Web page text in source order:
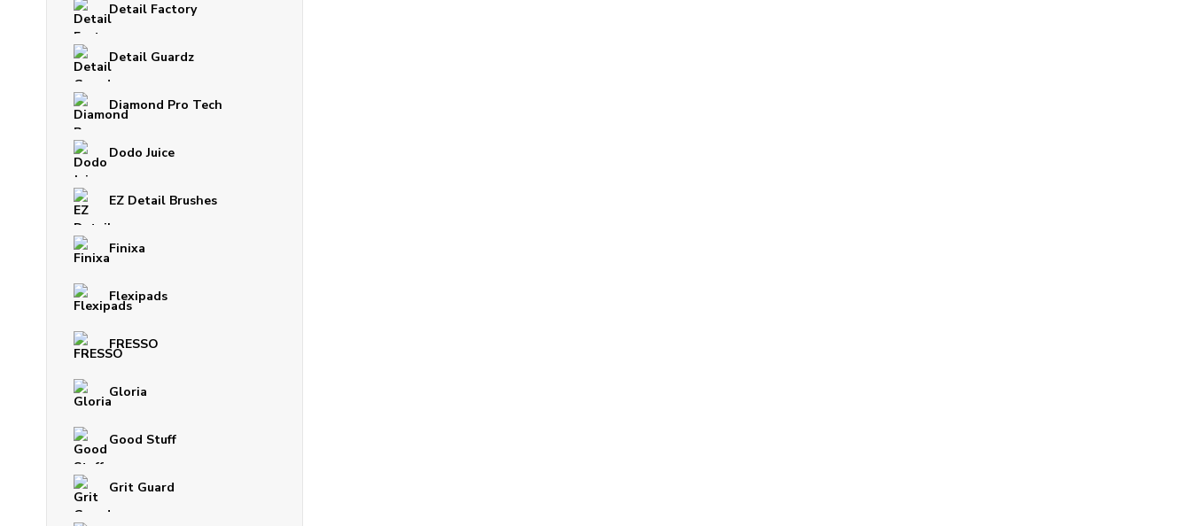
Detail Factory
Detail Guardz
Diamond Pro Tech
Dodo Juice
EZ Detail Brushes
Finixa
Flexipads
FRESSO
Gloria
Good Stuff
Grit Guard